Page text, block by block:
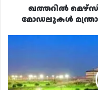
ഖത്തറിൽ
മോഡലുകൾ
അറബ്
ഇന്ന്
മുതൽ,